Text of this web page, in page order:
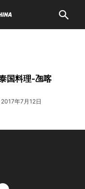
国料理-乪喀
2017年7月12日